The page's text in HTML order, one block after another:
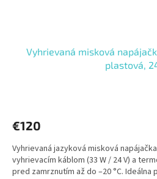
Vyhrievaná misková
plastová,
€120
Vyhrievaná jazyková misková
vyhrievacím káblom (33 W / 24 V) a
pred zamrznutím až do –20 °C. Ideálna